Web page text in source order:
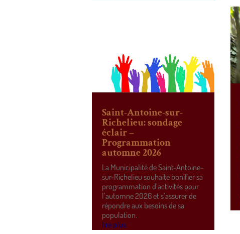
Saint-Antoine-sur-
Richelieu: sondage
éclair –
Programmation
automne 2026
La Municipalité de Saint-Antoine-
sur-Richelieu souhaite bonifier sa
programmation d’activités pour
l’automne 2026 et s’assurer de
répondre aux besoins de sa
population.
lire plus